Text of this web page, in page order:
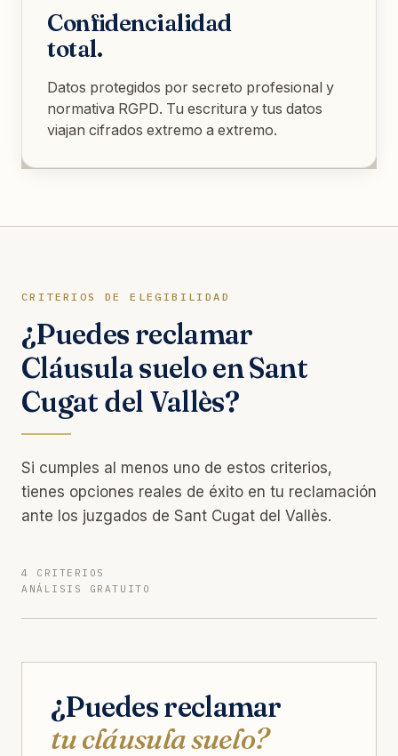
Confidencialidad
total.
Datos protegidos por secreto profesional y
normativa RGPD. Tu escritura y tus datos
viajan cifrados extremo a extremo.
CRITERIOS DE ELEGIBILIDAD
¿Puedes reclamar
Cláusula suelo en Sant
Cugat del Vallès?
Si cumples al menos uno de estos criterios,
tienes opciones reales de éxito en tu reclamación
ante los juzgados de Sant Cugat del Vallès.
4 CRITERIOS
ANÁLISIS GRATUITO
¿Puedes reclamar
tu cláusula suelo?